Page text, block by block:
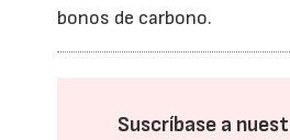
bonos de carbono.
Suscríbase a